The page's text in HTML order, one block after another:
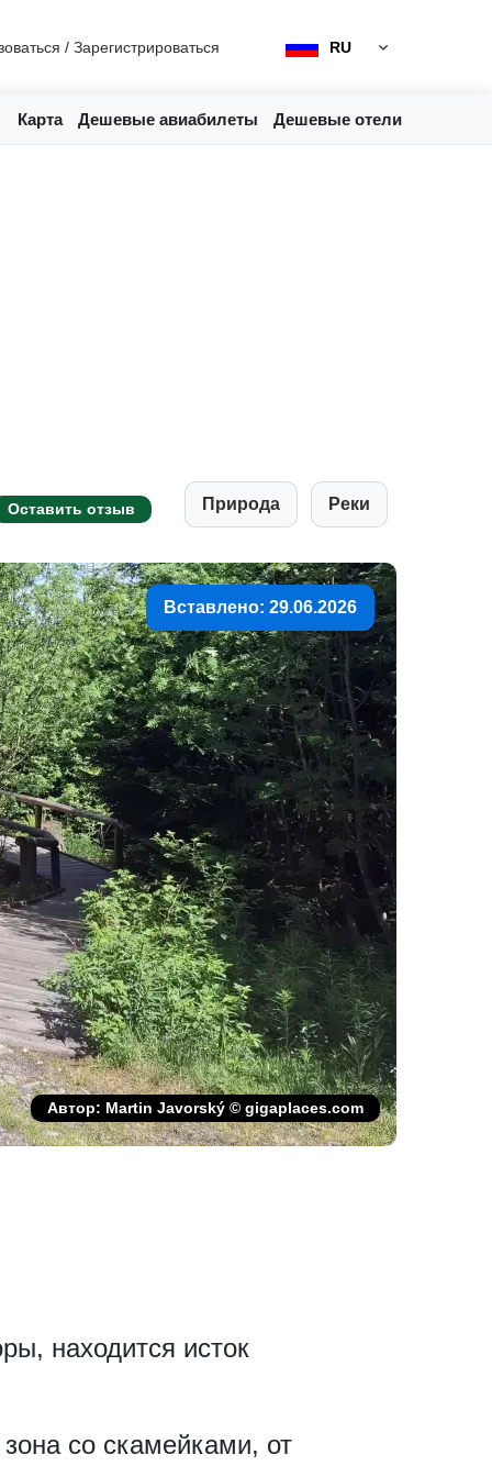
/ Зарегистрироваться RU
Карта Дешевые авиабилеты Дешевые отели
Оставить отзыв Природа Реки
Вставлено: 29.06.2026
Автор: Martin Javorský © gigaplaces.com
находится исток
со скамейками, от